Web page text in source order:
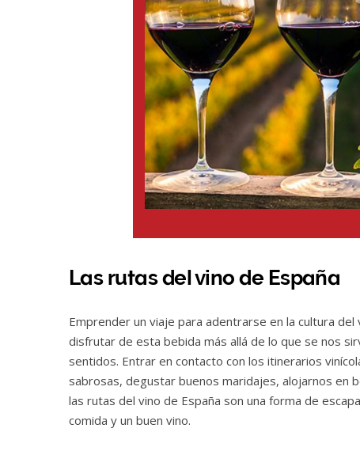
Las rutas del vino de España
Emprender un viaje para adentrarse en la cultura
disfrutar de esta bebida más allá de lo que se nos
sentidos. Entrar en contacto con los itinerarios
sabrosas, degustar buenos maridajes, alojarnos en
las rutas del vino de España son una forma de
comida y un buen vino.